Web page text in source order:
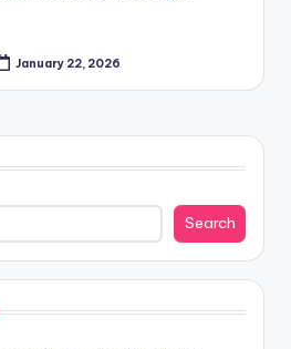
January 22, 2026
Search